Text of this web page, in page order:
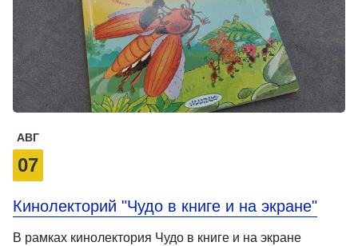
АВГ
07
Кинолекторий "Чудо в книге и на экране"
В рамках кинолектория Чудо в книге и на экране